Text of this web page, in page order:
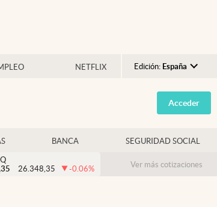
NETFLIX Edición: España
Argentina
España
USA
Colombia
Acceder
BANCA SEGURIDAD SOCIAL
26.348,35 -0.06% Ver más cotizaciones